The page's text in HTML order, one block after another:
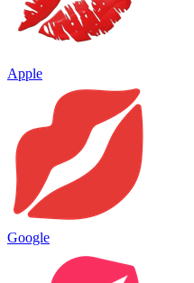
Apple
Google